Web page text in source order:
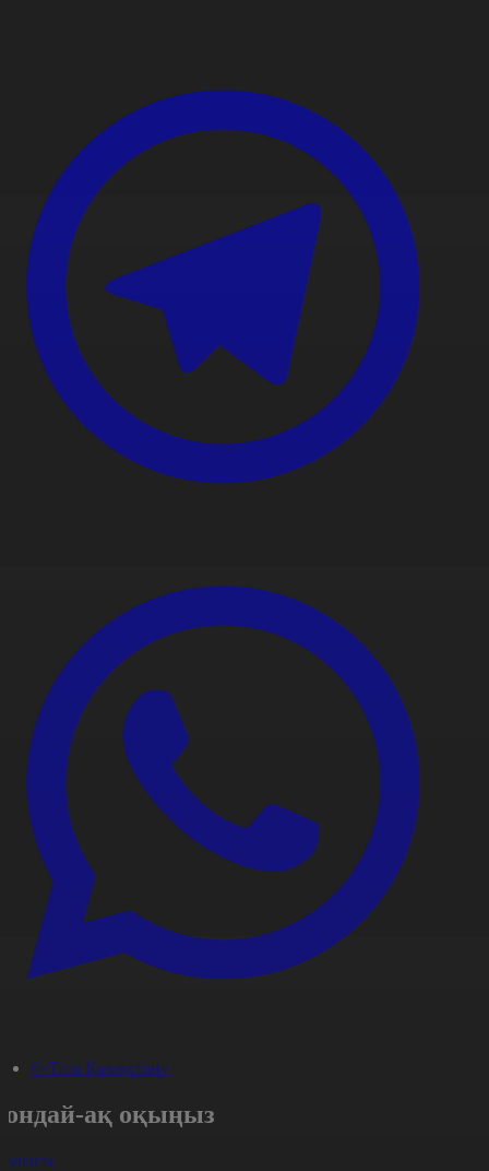
#«Таза Қазақстан»
ақ оқыңыз